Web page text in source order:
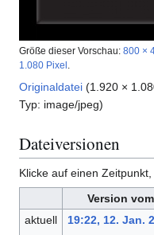
Größe dieser Vorschau: 800 ×
1.080 Pixel
Originaldatei (1.920 ×
Typ: image/jpeg)
Dateiversionen
Klicke auf einen
Version vom
aktuell
19:22, 12. Jan.